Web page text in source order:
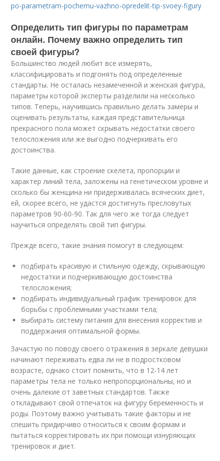
po-parametram-pochemu-vazhno-opredelit-tip-svoey-figury
Определить тип фигуры по параметрам
онлайн. Почему важно определить тип
своей фигуры?
Большинство людей любит все измерять,
классифицировать и подгонять под определенные
стандарты. Не осталась незамеченной и женская фигура,
параметры которой эксперты разделили на несколько
типов. Теперь, научившись правильно делать замеры и
оценивать результаты, каждая представительница
прекрасного пола может скрывать недостатки своего
телосложения или же выгодно подчеркивать его
достоинства.
Такие данные, как строение скелета, пропорции и
характер линий тела, заложены на генетическом уровне и
сколько бы женщина ни придерживалась всяческих диет,
ей, скорее всего, не удастся достигнуть пресловутых
параметров 90-60-90. Так для чего же тогда следует
научиться определять свой тип фигуры.
Прежде всего, такие знания помогут в следующем:
подбирать красивую и стильную одежду, скрывающую
недостатки и подчеркивающую достоинства
телосложения;
подбирать индивидуальный график тренировок для
борьбы с проблемными участками тела;
выбирать систему питания для внесения корректив и
поддержания оптимальной формы.
Зачастую по поводу своего отражения в зеркале девушки
начинают переживать едва ли не в подростковом
возрасте, однако стоит помнить, что в 12-14 лет
параметры тела не только непропорциональны, но и
очень далекие от заветных стандартов. Также
откладывают свой отпечаток на фигуру беременность и
роды. Поэтому важно учитывать такие факторы и не
спешить придирчиво относиться к своим формам и
пытаться корректировать их при помощи изнуряющих
тренировок и диет.